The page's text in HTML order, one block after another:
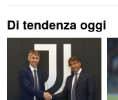
Di tendenza oggi